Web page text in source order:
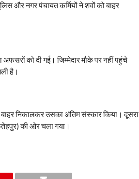
और नगर पंचायत कर्मियों ने शवों को बाहर
को दी गई। जिम्मेदार मौके पर नहीं पहुंचे
है।
निकालकर उसका अंतिम संस्कार किया। दूसरा
की ओर चला गया।